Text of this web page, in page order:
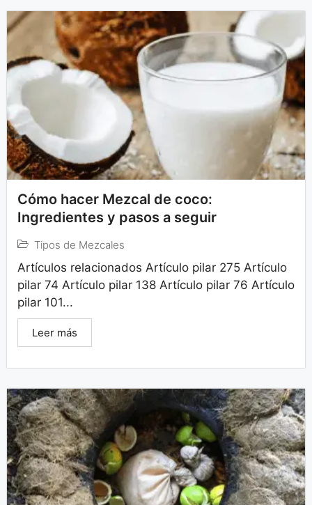
Cómo hacer Mezcal de coco:
Ingredientes y pasos a seguir
Tipos de Mezcales
Artículos relacionados Artículo pilar 275 Artículo
pilar 74 Artículo pilar 138 Artículo pilar 76 Artículo
pilar 101...
Leer más